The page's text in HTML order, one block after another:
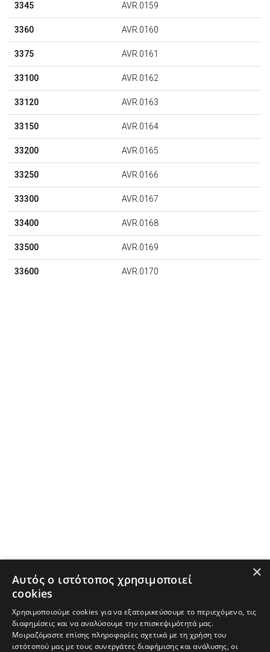
3345 AVR.0159
3360 AVR.0160
3375 AVR.0161
33100 AVR.0162
33120 AVR.0163
33150 AVR.0164
33200 AVR.0165
33250 AVR.0166
33300 AVR.0167
33400 AVR.0168
33500 AVR.0169
33600 AVR.0170
×
Αυτός ο ιστότοπος χρησιμοποιεί
cookies
Χρησιμοποιούμε cookies για να εξατομικεύσουμε το περιεχόμενο, τις
διαφημίσεις και να αναλύσουμε την επισκεψιμότητά μας.
Μοιραζόμαστε επίσης πληροφορίες σχετικά με τη χρήση του
ιστότοπού μας με τους συνεργάτες διαφήμισης και ανάλυσης, οι